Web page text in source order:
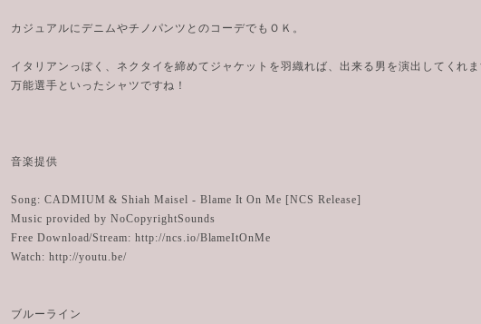
カジュアルにデニムやチノパンツとのコーデでもＯＫ。
イタリアンっぽく、ネクタイを締めてジャケットを羽織れば、出来る男を演出してくれ
万能選手といったシャツですね！
音楽提供
Song: CADMIUM & Shiah Maisel - Blame It On Me [NCS Release]
Music provided by NoCopyrightSounds
Free Download/Stream: http://ncs.io/BlameItOnMe
Watch: http://youtu.be/
ブルーライン